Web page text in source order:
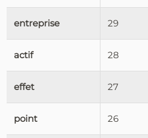
entreprise 29
actif 28
effet 27
point 26